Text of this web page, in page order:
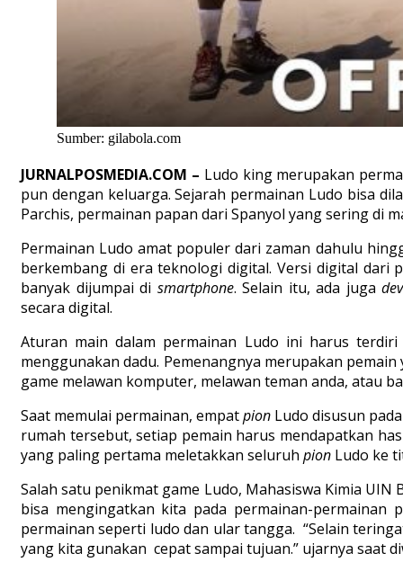
Sumber: gilabola.com
JURNALPOSMEDIA.COM – Ludo king merupakan
pun dengan keluarga. Sejarah permainan Ludo bisa
Parchis, permainan papan dari Spanyol yang sering di
Permainan Ludo amat populer dari zaman dahulu
berkembang di era teknologi digital. Versi digital dari
banyak dijumpai di smartphone. Selain itu, ada juga
secara digital.
Aturan main dalam permainan Ludo ini harus
menggunakan dadu. Pemenangnya merupakan
game melawan komputer, melawan teman anda, atau
Saat memulai permainan, empatpion Ludo disusun
rumah tersebut, setiap pemain harus mendapatkan
yang paling pertama meletakkan seluruh pion Ludo ke
Salah satu penikmat game Ludo, Mahasiswa Kimia
bisa mengingatkan kita pada permainan-permainan
permainan seperti ludo dan ular tangga. “Selain
yang kita gunakan cepat sampai tujuan.” ujarnya saat